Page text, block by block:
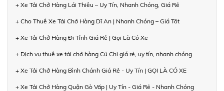
+ Xe Tải Chở Hàng Lái Thiêu – Uy Tín, Nhanh Chóng, Giá Rẻ
+ Cho Thuê Xe Tải Chở Hàng Dĩ An | Nhanh Chóng – Giá Tốt
+ Xe Tải Chở Hàng Đi Tỉnh Giá Rẻ | Gọi Là Có Xe
+ Dịch vụ thuê xe tải chở hàng Củ Chi giá rẻ, uy tín, nhanh chóng
+ Xe Tải Chở Hàng Bình Chánh Giá Rẻ - Uy Tín | GỌI LÀ CÓ XE
+ Xe Tải Chở Hàng Quận Gò Vấp | Uy Tín - Giá Rẻ - Nhanh Chóng